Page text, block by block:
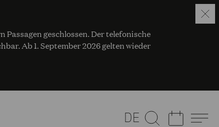
geschlossen. Der telefonische
Ab 1. September 2026 gelten wieder
DE